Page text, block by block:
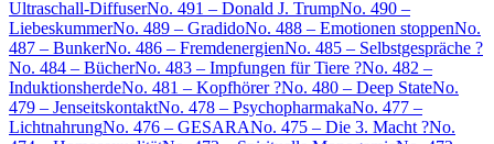
Ultraschall-DiffuserNo. 491 – Donald J. TrumpNo. 490 –
LiebeskummerNo. 489 – GradidoNo. 488 – Emotionen stoppenNo.
487 – BunkerNo. 486 – FremdenergienNo. 485 – Selbstgespräche ?
No. 484 – BücherNo. 483 – Impfungen für Tiere ?No. 482 –
InduktionsherdeNo. 481 – Kopfhörer ?No. 480 – Deep StateNo.
479 – JenseitskontaktNo. 478 – PsychopharmakaNo. 477 –
LichtnahrungNo. 476 – GESARANo. 475 – Die 3. Macht ?No.